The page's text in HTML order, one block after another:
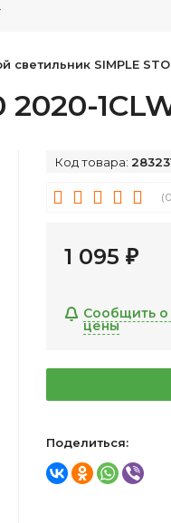
светильник SIMPLE
Код товара:
1 095₽
Сообщить
цены
Поделиться: